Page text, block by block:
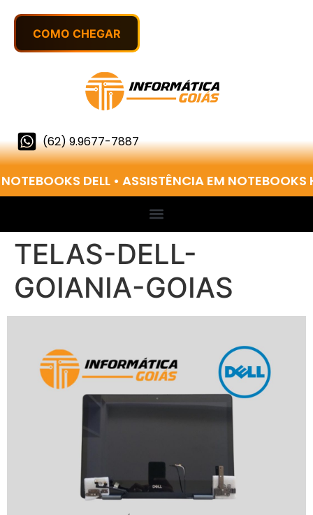
(62) 9.9677-7887
DELL • ASSISTÊNCIA EM
TELAS-DELL-
GOIANIA-GOIAS